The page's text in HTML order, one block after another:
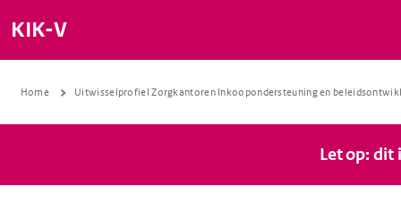
KIK-V
Home Uitwisselprofiel Zorgkantoren Inkoopondersteuning en
Let op: dit